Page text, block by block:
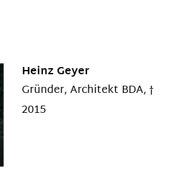
Heinz Geyer
Gründer, Architekt BDA, †
2015